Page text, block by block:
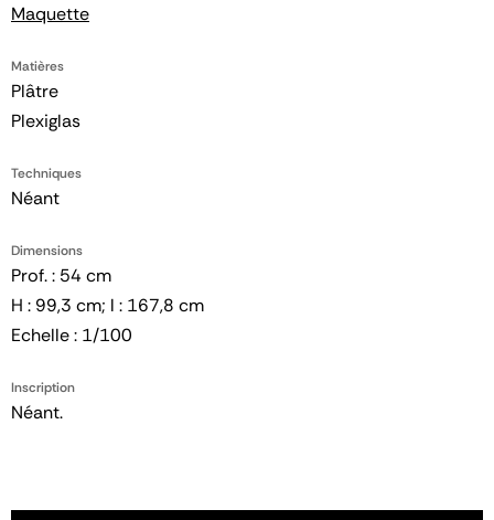
Maquette
Matières
Plâtre
Plexiglas
Techniques
Néant
Dimensions
Prof. : 54 cm
H : 99,3 cm; l : 167,8 cm
Echelle : 1/100
Inscription
Néant.